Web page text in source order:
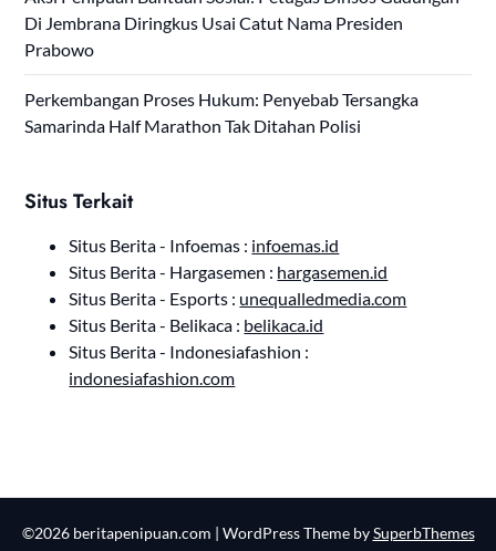
Di Jembrana Diringkus Usai Catut Nama Presiden
Prabowo
Perkembangan Proses Hukum: Penyebab Tersangka
Samarinda Half Marathon Tak Ditahan Polisi
Situs Terkait
Situs Berita - Infoemas : infoemas.id
Situs Berita - Hargasemen : hargasemen.id
Situs Berita - Esports : unequalledmedia.com
Situs Berita - Belikaca : belikaca.id
Situs Berita - Indonesiafashion :
indonesiafashion.com
©2026 beritapenipuan.com | WordPress Theme bySuperbThemes